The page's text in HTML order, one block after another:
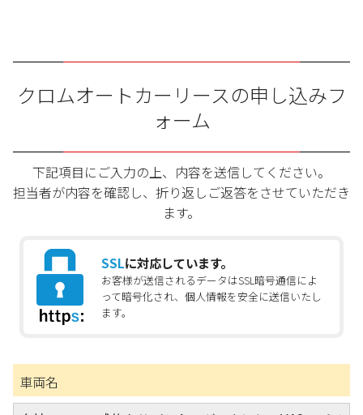
クロムオートカーリースの申し込みフ
ォーム
下記項目にご入力の上、内容を送信してください。
担当者が内容を確認し、折り返しご返答をさせていただき
ます。
SSLに対応しています。
お客様が送信されるデータはSSL暗号通信によ
って暗号化され、個人情報を安全に送信いたし
ます。
車両名